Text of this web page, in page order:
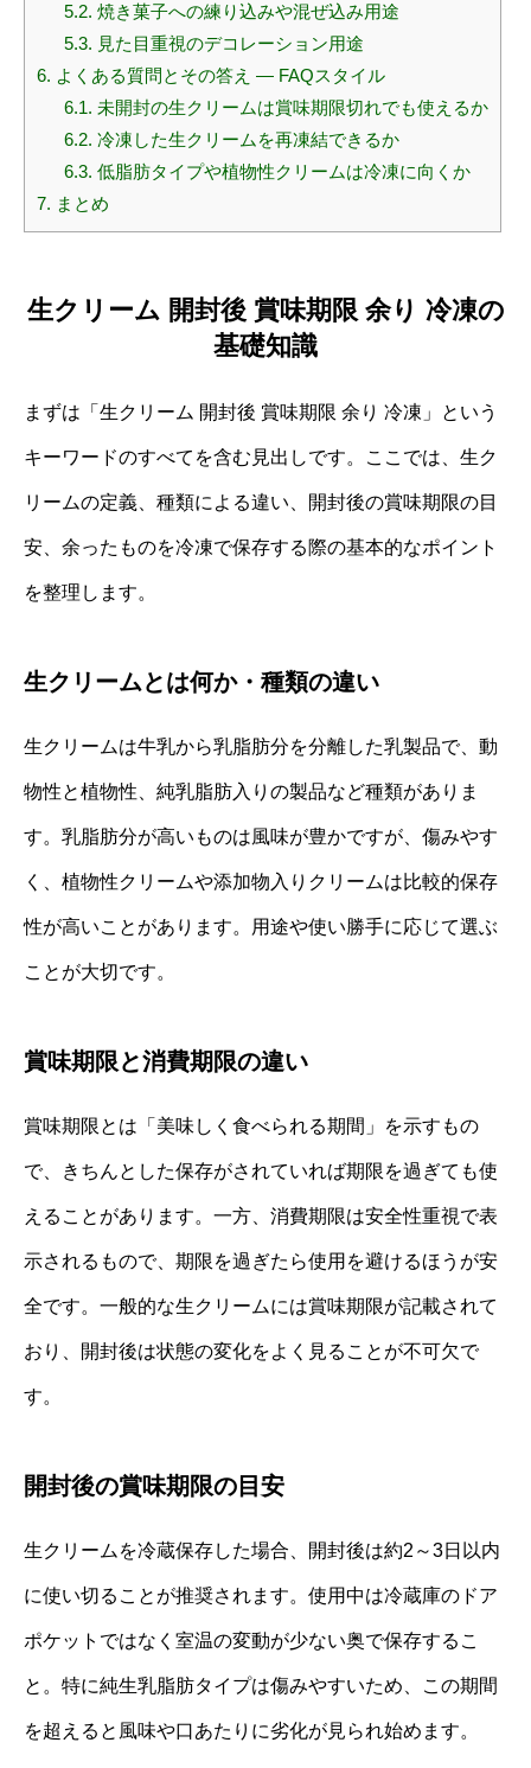
5.2. 焼き菓子への練り込みや混ぜ込み用途
5.3. 見た目重視のデコレーション用途
6. よくある質問とその答え — FAQスタイル
6.1. 未開封の生クリームは賞味期限切れでも使えるか
6.2. 冷凍した生クリームを再凍結できるか
6.3. 低脂肪タイプや植物性クリームは冷凍に向くか
7. まとめ
生クリーム 開封後 賞味期限 余り 冷凍の
基礎知識
まずは「生クリーム 開封後 賞味期限 余り 冷凍」という
キーワードのすべてを含む見出しです。ここでは、生ク
リームの定義、種類による違い、開封後の賞味期限の目
安、余ったものを冷凍で保存する際の基本的なポイント
を整理します。
生クリームとは何か・種類の違い
生クリームは牛乳から乳脂肪分を分離した乳製品で、動
物性と植物性、純乳脂肪入りの製品など種類がありま
す。乳脂肪分が高いものは風味が豊かですが、傷みやす
く、植物性クリームや添加物入りクリームは比較的保存
性が高いことがあります。用途や使い勝手に応じて選ぶ
ことが大切です。
賞味期限と消費期限の違い
賞味期限とは「美味しく食べられる期間」を示すもの
で、きちんとした保存がされていれば期限を過ぎても使
えることがあります。一方、消費期限は安全性重視で表
示されるもので、期限を過ぎたら使用を避けるほうが安
全です。一般的な生クリームには賞味期限が記載されて
おり、開封後は状態の変化をよく見ることが不可欠で
す。
開封後の賞味期限の目安
生クリームを冷蔵保存した場合、開封後は約2～3日以内
に使い切ることが推奨されます。使用中は冷蔵庫のドア
ポケットではなく室温の変動が少ない奥で保存するこ
と。特に純生乳脂肪タイプは傷みやすいため、この期間
を超えると風味や口あたりに劣化が見られ始めます。